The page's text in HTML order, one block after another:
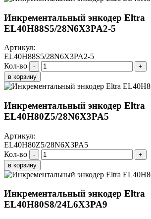
Инкрементальный энкодер Eltra
EL40H88S5/28N6X3PA2-5
Артикул:
EL40H88S5/28N6X3PA2-5
Кол-во
-
+
в корзину
Инкрементальный энкодер Eltra
EL40H80Z5/28N6X3PA5
Артикул:
EL40H80Z5/28N6X3PA5
Кол-во
-
+
в корзину
Инкрементальный энкодер Eltra
EL40H80S8/24L6X3PA9